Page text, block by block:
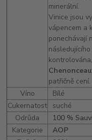
minerální.
Vinice jsou
vápencem a
ponechávají
patřičně cení.
Víno
Bílé
Cukernatost
suché
Odrůda
100 %
Kategorie
AOP